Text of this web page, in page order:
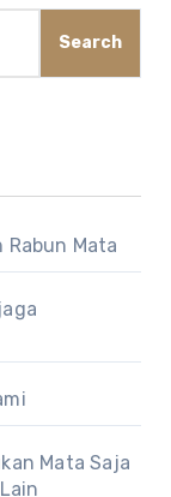
Search
Rabun Mata
Mata Saja